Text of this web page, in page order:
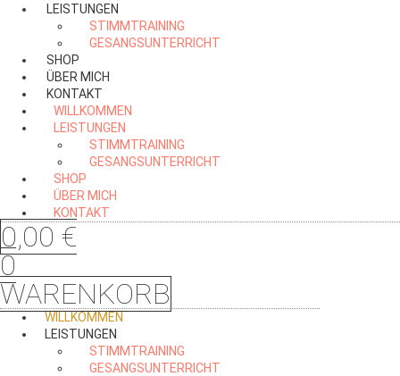
LEISTUNGEN
STIMMTRAINING
GESANGSUNTERRICHT
SHOP
ÜBER MICH
KONTAKT
WILLKOMMEN
LEISTUNGEN
STIMMTRAINING
GESANGSUNTERRICHT
SHOP
ÜBER MICH
KONTAKT
0,00 €
0
WARENKORB
WILLKOMMEN
LEISTUNGEN
STIMMTRAINING
GESANGSUNTERRICHT